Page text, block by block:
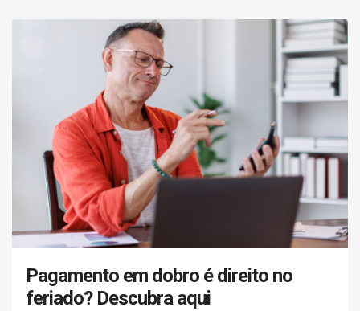
Pagamento em dobro é direito no
feriado? Descubra aqui